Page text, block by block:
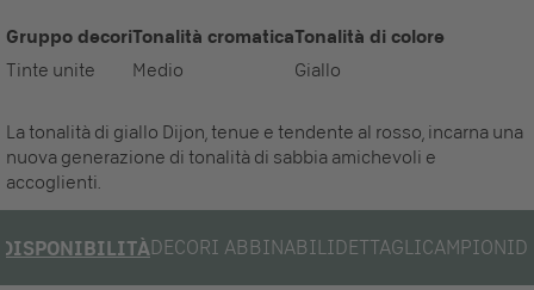
Gruppo decori
Tinte unite
Tonalità cromatica
Medio
Tonalità di colore
Giallo
La tonalità di giallo Dijon, tenue e tendente al rosso, incarna una
nuova generazione di tonalità di sabbia amichevoli e
accoglienti.
DISPONIBILITÀDECORI ABBINABILIDETTAGLICAMPIONI